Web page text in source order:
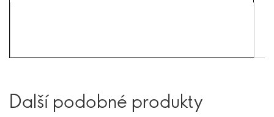
Další podobné produkty